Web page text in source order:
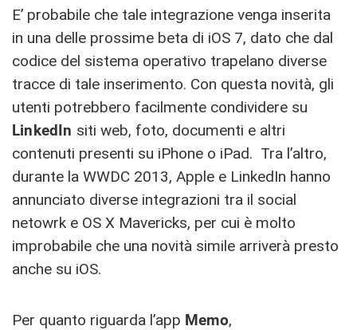
E’ probabile che tale integrazione venga inserita
in una delle prossime beta di iOS 7, dato che dal
codice del sistema operativo trapelano diverse
tracce di tale inserimento. Con questa novità, gli
utenti potrebbero facilmente condividere su
LinkedIn siti web, foto, documenti e altri
contenuti presenti su iPhone o iPad. Tra l’altro,
durante la WWDC 2013, Apple e LinkedIn hanno
annunciato diverse integrazioni tra il social
netowrk e OS X Mavericks, per cui è molto
improbabile che una novità simile arriverà presto
anche su iOS.
Per quanto riguarda l’app Memo,